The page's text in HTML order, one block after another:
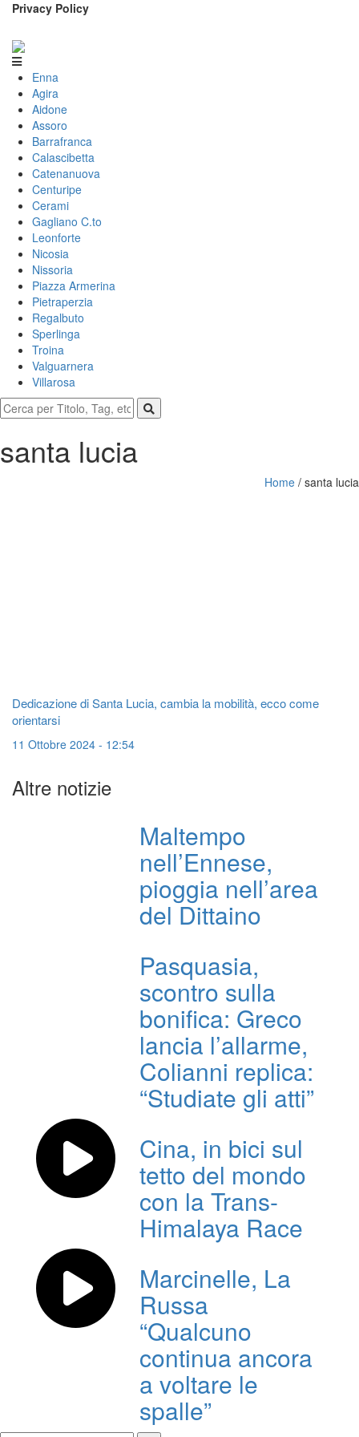
Privacy Policy
Enna
Agira
Aidone
Assoro
Barrafranca
Calascibetta
Catenanuova
Centuripe
Cerami
Gagliano C.to
Leonforte
Nicosia
Nissoria
Piazza Armerina
Pietraperzia
Regalbuto
Sperlinga
Troina
Valguarnera
Villarosa
santa lucia
Home / santa lucia
Dedicazione di Santa Lucia, cambia la mobilità, ecco come
orientarsi
11 Ottobre 2024 - 12:54
Altre notizie
Maltempo
nell’Ennese,
pioggia nell’area
del Dittaino
Pasquasia,
scontro sulla
bonifica: Greco
lancia l’allarme,
Colianni replica:
“Studiate gli atti”
Cina, in bici sul
tetto del mondo
con la Trans-
Himalaya Race
Marcinelle, La
Russa
“Qualcuno
continua ancora
a voltare le
spalle”